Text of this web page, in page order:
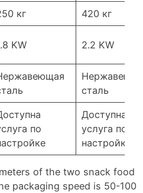
кг 420 кг
KW 2.2 KW
сталь
по
Доступна
услуга по
настройке
of the two snack food
packaging speed is 50-100